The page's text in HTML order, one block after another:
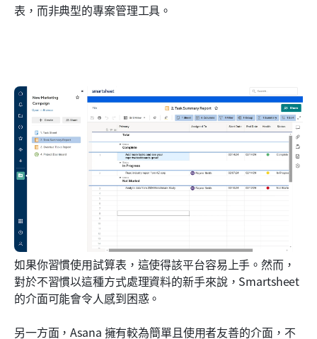
表，而非典型的專案管理工具。
如果你習慣使用試算表，這使得該平台容易上手。然而，
對於不習慣以這種方式處理資料的新手來說，Smartsheet
的介面可能會令人感到困惑。
另一方面，Asana 擁有較為簡單且使用者友善的介面，不